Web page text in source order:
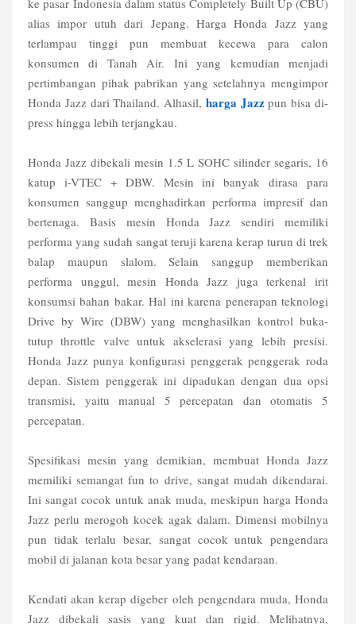
ke pasar Indonesia dalam status Completely Built Up (CBU)
alias impor utuh dari Jepang. Harga Honda Jazz yang
terlampau tinggi pun membuat kecewa para calon
konsumen di Tanah Air. Ini yang kemudian menjadi
pertimbangan pihak pabrikan yang setelahnya mengimpor
Honda Jazz dari Thailand. Alhasil, harga Jazzpun bisa di-
press hingga lebih terjangkau.
Honda Jazz dibekali mesin 1.5 L SOHC silinder segaris, 16
katup i-VTEC + DBW. Mesin ini banyak dirasa para
konsumen sanggup menghadirkan performa impresif dan
bertenaga. Basis mesin Honda Jazz sendiri memiliki
performa yang sudah sangat teruji karena kerap turun di trek
balap maupun slalom. Selain sanggup memberikan
performa unggul, mesin Honda Jazz juga terkenal irit
konsumsi bahan bakar. Hal ini karena penerapan teknologi
Drive by Wire (DBW) yang menghasilkan kontrol buka-
tutup throttle valve untuk akselerasi yang lebih presisi.
Honda Jazz punya konfigurasi penggerak penggerak roda
depan. Sistem penggerak ini dipadukan dengan dua opsi
transmisi, yaitu manual 5 percepatan dan otomatis 5
percepatan.
Spesifikasi mesin yang demikian, membuat Honda Jazz
memiliki semangat fun to drive, sangat mudah dikendarai.
Ini sangat cocok untuk anak muda, meskipun harga Honda
Jazz perlu merogoh kocek agak dalam. Dimensi mobilnya
pun tidak terlalu besar, sangat cocok untuk pengendara
mobil di jalanan kota besar yang padat kendaraan.
Kendati akan kerap digeber oleh pengendara muda, Honda
Jazz dibekali sasis yang kuat dan rigid. Melihatnya,